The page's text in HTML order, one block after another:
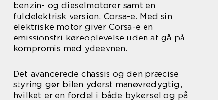
benzin- og dieselmotorer samt en
fuldelektrisk version, Corsa-e. Med sin
elektriske motor giver Corsa-e en
emissionsfri køreoplevelse uden at gå på
kompromis med ydeevnen.
Det avancerede chassis og den præcise
styring gør bilen yderst manøvredygtig,
hvilket er en fordel i både bykørsel og på